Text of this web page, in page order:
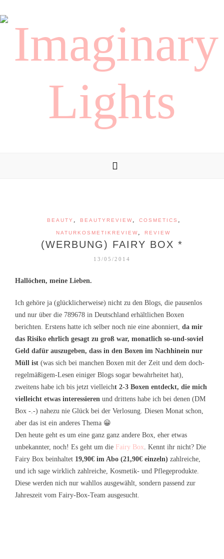
BEAUTY , BEAUTYREVIEW, COSMETICS ,
NATURKOSMETIKREVIEW, REVIEW
(WERBUNG) FAIRY BOX *
13/05/2014
Hallöchen, meine Lieben.
Ich gehöre ja (glücklicherweise) nicht zu den Blogs, die pausenlos
und nur über die 789678 in Deutschland erhältlichen Boxen
berichten. Erstens hatte ich selber noch nie eine abonniert, da mir
das Risiko ehrlich gesagt zu groß war, monatlich so-und-soviel
Geld dafür auszugeben, dass in den Boxen im Nachhinein nur
Müll ist (was sich bei manchen Boxen mit der Zeit und dem doch-
regelmäßigem-Lesen einiger Blogs sogar bewahrheitet hat),
zweitens habe ich bis jetzt vielleicht 2-3 Boxen entdeckt, die mich
vielleicht etwas interessieren und drittens habe ich bei denen (DM
Box -.-) nahezu nie Glück bei der Verlosung. Diesen Monat schon,
aber das ist ein anderes Thema 😀
Den heute geht es um eine ganz ganz andere Box, eher etwas
unbekannter, noch! Es geht um die Fairy Box. Kennt ihr nicht? Die
Fairy Box beinhaltet 19,90€ im Abo (21,90€ einzeln) zahlreiche,
und ich sage wirklich zahlreiche, Kosmetik- und Pflegeprodukte.
Diese werden nich nur wahllos ausgewählt, sondern passend zur
Jahreszeit vom Fairy-Box-Team ausgesucht.